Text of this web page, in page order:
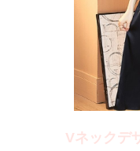
Vネックデ